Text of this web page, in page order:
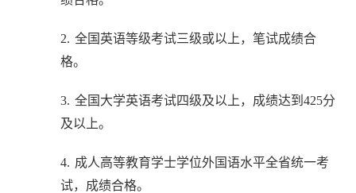
2. 全国英语等级考试三级或以上，笔试成绩合
格。
3. 全国大学英语考试四级及以上，成绩达到425分
及以上。
4. 成人高等教育学士学位外国语水平全省统一考
试，成绩合格。